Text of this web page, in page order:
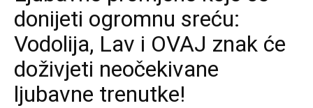
donijeti ogromnu sreću:
Vodolija, Lav i OVAJ znak će
doživjeti neočekivane
ljubavne trenutke!